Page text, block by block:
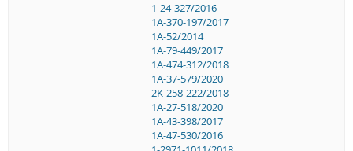
1-24-327/2016
1A-370-197/2017
1A-52/2014
1A-79-449/2017
1A-474-312/2018
1A-37-579/2020
2K-258-222/2018
1A-27-518/2020
1A-43-398/2017
1A-47-530/2016